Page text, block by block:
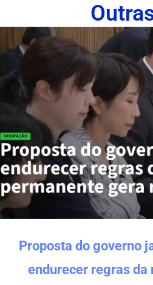
Proposta do governo
endurecer regras da